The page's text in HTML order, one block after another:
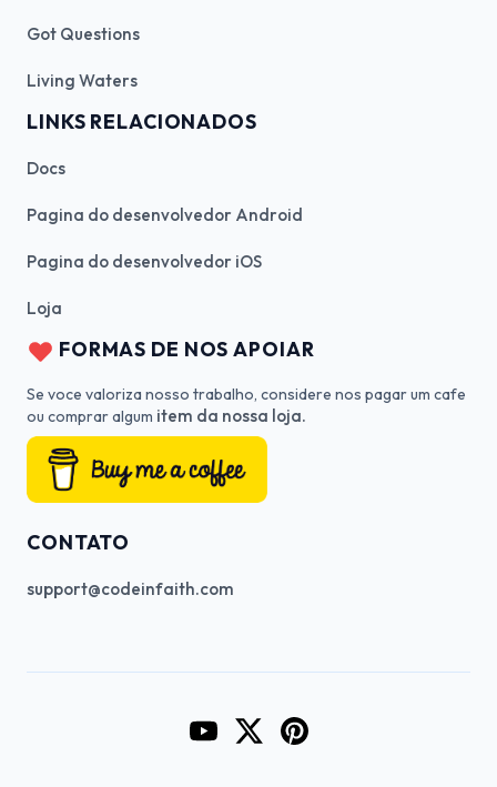
Got Questions
Living Waters
LINKS RELACIONADOS
Docs
Pagina do desenvolvedor Android
Pagina do desenvolvedor iOS
Loja
FORMAS DE NOS APOIAR
Se voce valoriza nosso trabalho, considere nos pagar um cafe
ou comprar algum item da nossa loja.
CONTATO
support@codeinfaith.com
Go to CodeInFaith's YouTube
Go to CodeInFaith's Twitter
Go to CodeInFaith's